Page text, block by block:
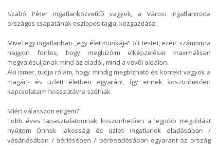
Szabó Péter ingatlanközvetítő vagyok, a Városi Ingatlaniroda
országos csapatának oszlopos tagja, közgazdász.
Mivel egy ingatlanban „egy élet munkája” ölt testet, ezért számomra
nagyon fontos, hogy megbízóim elképzelései maximálisan
megvalósuljanak mind az eladói, mind a vevői oldalon.
Aki ismer, tudja rólam, hogy mindig megbízható és korrekt vagyok a
magán- és üzleti életben egyaránt, így ennek köszönhetően
kapcsolataim hosszútávra szólnak.
Miért válasszon engem?
Több éves tapasztalatomnak köszönhetően a legjobb megoldást
nyújtom Önnek lakossági és üzleti ingatlanok eladásában /
vásárlásában / bérlésében / bérbeadásában egyaránt az ország